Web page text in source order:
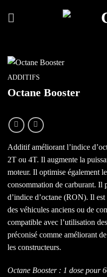
ADDITIFS
Octane Booster
Additif améliorant l’indice
2T ou 4T. Il augmente la
moteur. Il optimise également
consommation de carburant. Il
d’indice d’octane (RON). Il
des véhicules anciens ou de
compatible avec l’utilisation
préconisé comme améliorant
les constructeurs.
Octane Booster : 1 dose pour